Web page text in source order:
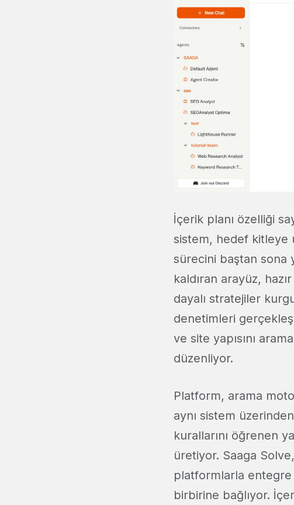
İçerik planı özelliği
sistem, hedef kitleye
sürecini baştan sona
kaldıran arayüz,
dayalı stratejiler
denetimleri
ve site yapısını
düzenliyor.
Platform, arama
aynı sistem
kurallarını öğrenen
üretiyor. Saaga
platformlarla entegre
birbirine bağlıyor.